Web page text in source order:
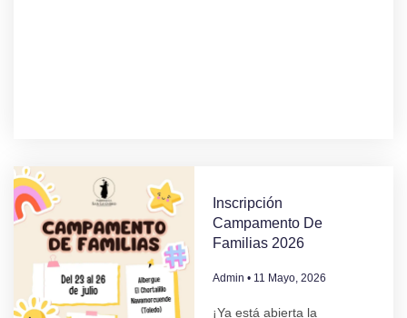
Inscripción
Campamento De
Familias 2026
Admin 11 Mayo, 2026
¡Ya está abierta la